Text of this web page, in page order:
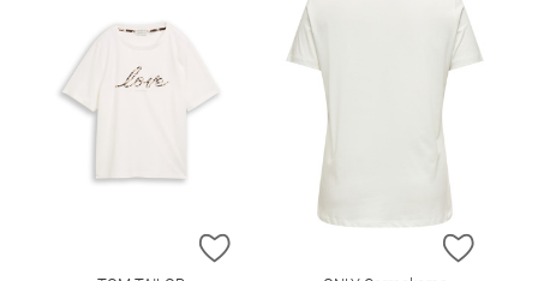
ZUR WUNSCHLISTE HINZUFÜGEN
ZUR